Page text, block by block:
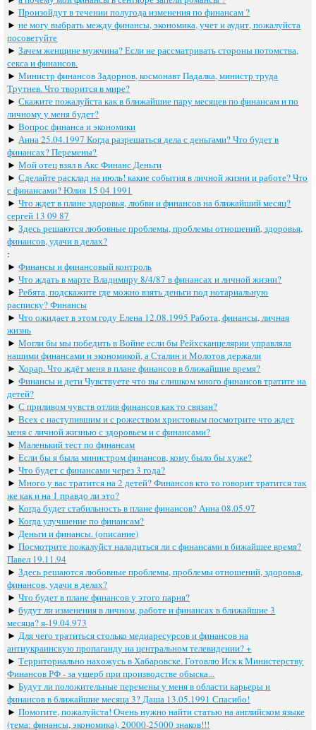
►Произойдут в течении полугода изменения по финансам ?
►не могу выбрать между финансы, экономика, учет и аудит, пожалуйста
посоветуйте
►Зачем женщине мужчина? Если не рассматривать стороны потомства,
секса и финансов.
►Министр финансов Задорнов, космонавт Падалка, министр труда
Трутнев. Что творится в мире?
►Скажите пожалуйста как в ближайшие пару месяцев по финансам и по
личному у меня будет?
►Вопрос финанса и экономики
► Анна 25.04.1997 Когда разрешаться дела с деньгами? Что будет в
финансах? Перемены?
►Мой отец взял в Акс Финанс Деньги
►Сделайте расклад на июль! какие события в личной жизни и работе? Что
с финансами? Юлия 15 04 1991
►Что ждет в плане здоровья, любви и финансов на ближайший месяц?
сергей 13 09 87
►Здесь решаются любовные проблемы, проблемы отношений, здоровья,
финансов, удачи в делах?
:
►Финансы и финансовый контроль
►Что ждать в марте Владимиру 8/4/87 в финансах и личной жизни?
►Ребята, подскажите где можно взять деньги под нотариальную
расписку? Финансы
►Что ожидает в этом году Елена 12.08.1995 Работа, финансы, личная
жизнь
►Могли бы мы победить в Войне если бы Рейхсканцелярии управляла
нашими финансами и экономикой, а Сталин и Молотов держали
►Хорар. Что ждёт меня в плане финансов в ближайшие время?
►Финансы и дети Чувствуете что вы слишком много финансов тратите на
детей?
►С приливом чувств отлив финансов как то связан?
►Всех с наступившим и с рожеством христовым посмотрите что ждет
меня с личной жизнью с здоровьем и с финансами?
►Маленький тест по финансам
►Если бы я была министром финансов, кому было бы хуже?
►Что будет с финансами через 3 года?
►Много у вас тратится на 2 детей? Финансов кто то говорит тратится так
же как и на 1 правдо ли это?
►Когда будет стабильность в плане финансов? Анна 08.05.97
►Когда улучшение по финансам?
► Деньги и финансы. (описание)
►Посмотрите пожалуйст наладиться ли с финансами в бижайшее время?
Павел 19.11.94
►Здесь решаются любовные проблемы, проблемы отношений, здоровья,
финансов, удачи в делах?
►Что будет в плане финансов у этого парня?
►будут ли изменения в личном, работе и финансах в ближайшие 3
месяца? я-19.04.973
► Для чего тратиться столько медиаресурсов и финансов на
антиукраинскую пропаганду на центральном телевидении? +
►Территориально нахожусь в Хабаровске. Готовлю Иск к Министерству
Финансов РФ - за ущерб при производстве обыска...
►Будут ли положительные перемены у меня в области карьеры и
финансов в ближайшие месяца 3? Даша 13.05.1991 Спасибо!
►Помогите, пожалуйста! Очень нужно найти статью на английском языке
(тема: финансы, экономика), 20000-25000 знаков!!!